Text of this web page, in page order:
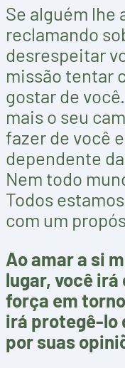
Se alguém lhe
reclamando
desrespeitar
missão tentar
gostar de
mais o seu
fazer de você
dependente
Nem todo
Todos
com um
Ao amar a si
lugar, você
força em
irá protegê-lo
por suas